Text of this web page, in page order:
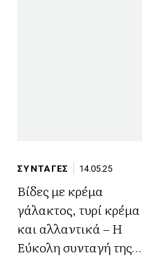
ΣΥΝΤΑΓΕΣ 14.05.25
Βίδες με κρέμα
γάλακτος, τυρί κρέμα
και αλλαντικά – Η
Εύκολη συνταγή της